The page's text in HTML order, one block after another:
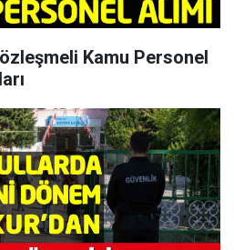
Kamu Personel